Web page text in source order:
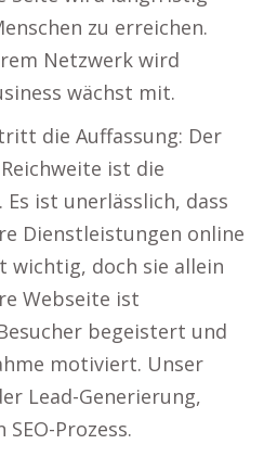
zu erreichen.
Netzwerk wird
wächst mit.
die Auffassung: Der
ist die
Es ist unerlässlich, dass
Dienstleistungen online
wichtig, doch sie allein
Webseite ist
begeistert und
motiviert. Unser
Lead-Generierung,
Prozess.